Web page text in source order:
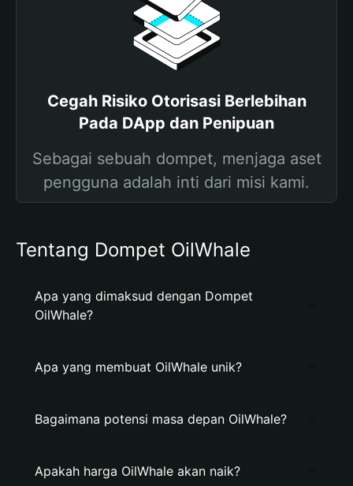
Cegah Risiko Otorisasi Berlebihan
Pada DApp dan Penipuan
Sebagai sebuah dompet, menjaga aset
pengguna adalah inti dari misi kami.
Tentang Dompet OilWhale
Apa yang dimaksud dengan Dompet
OilWhale?
Apa yang membuat OilWhale unik?
Bagaimana potensi masa depan OilWhale?
Apakah harga OilWhale akan naik?